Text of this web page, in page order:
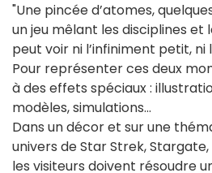
"Une pincée d’atomes,
un jeu mêlant les disciplines et
peut voir ni l’infiniment petit, ni
Pour représenter ces deux
à des effets spéciaux :
modèles, simulations...
Dans un décor et sur une
univers de Star Strek,
les visiteurs doivent résoudre